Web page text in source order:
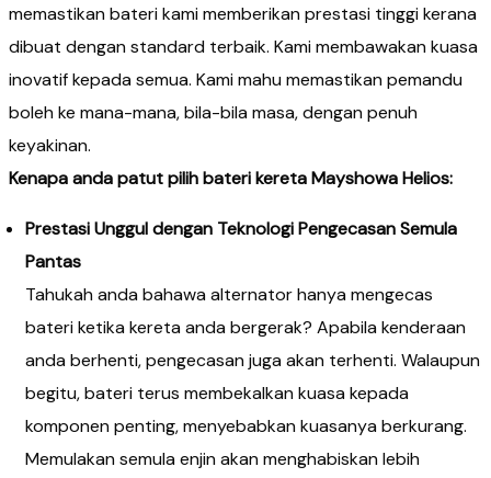
memastikan bateri kami memberikan prestasi tinggi kerana
dibuat dengan standard terbaik. Kami membawakan kuasa
inovatif kepada semua. Kami mahu memastikan pemandu
boleh ke mana-mana, bila-bila masa, dengan penuh
keyakinan.
Kenapa anda patut pilih bateri kereta Mayshowa Helios:​
Prestasi Unggul dengan Teknologi Pengecasan Semula
Pantas
Tahukah anda bahawa alternator hanya mengecas
bateri ketika kereta anda bergerak? Apabila kenderaan
anda berhenti, pengecasan juga akan terhenti. Walaupun
begitu, bateri terus membekalkan kuasa kepada
komponen penting, menyebabkan kuasanya berkurang.
Memulakan semula enjin akan menghabiskan lebih